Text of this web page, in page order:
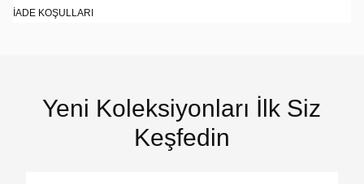
İADE KOŞULLARI
Yeni Koleksiyonları İlk Siz
Keşfedin